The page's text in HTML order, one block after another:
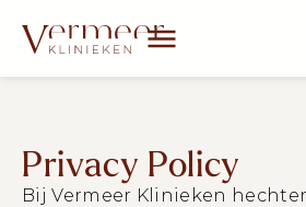
Privacy Policy
Bij Vermeer Klinieken